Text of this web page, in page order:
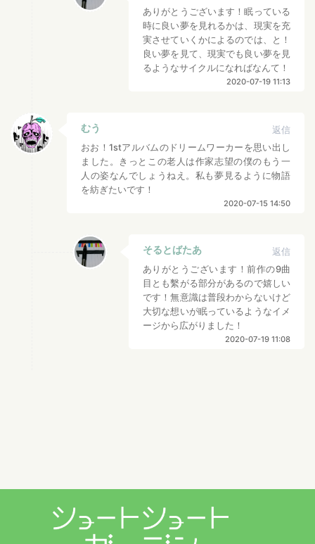
ありがとうございます！眠っている
時に良い夢を見れるかは、現実を充
実させていくかによるのでは、と！
良い夢を見て、現実でも良い夢を見
るようなサイクルになればなんて！
2020-07-19 11:13
むう
返信
おお！1stアルバムのドリームワーカーを思い出し
ました。きっとこの老人は作家志望の僕のもう一
人の姿なんでしょうねえ。私も夢見るように物語
を紡ぎたいです！
2020-07-15 14:50
そるとばたあ
返信
ありがとうございます！前作の9曲
目とも繫がる部分があるので嬉しい
です！無意識は普段わからないけど
大切な想いが眠っているようなイメ
ージから広がりました！
2020-07-19 11:08